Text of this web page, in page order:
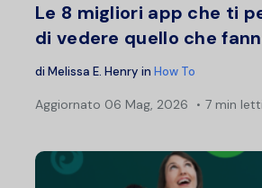
Le 8 migliori app che ti
di vedere quello che
di Melissa E. Henry in How To
Aggiornato 06 Mag, 2026 7 min letti